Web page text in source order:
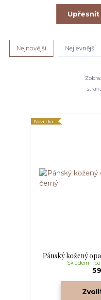
Nejnovější Nejlevnější
Novinka
Pánský kožený
Skladem -